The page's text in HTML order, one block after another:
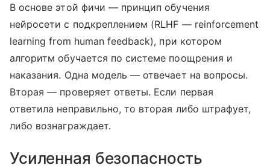
В основе этой фичи — принцип обучения
нейросети с подкреплением (RLHF — reinforcement
learning from human feedback), при котором
алгоритм обучается по системе поощрения и
наказания. Одна модель — отвечает на вопросы.
Вторая — проверяет ответы. Если первая
ответила неправильно, то вторая либо штрафует,
либо вознаграждает.
Усиленная безопасность